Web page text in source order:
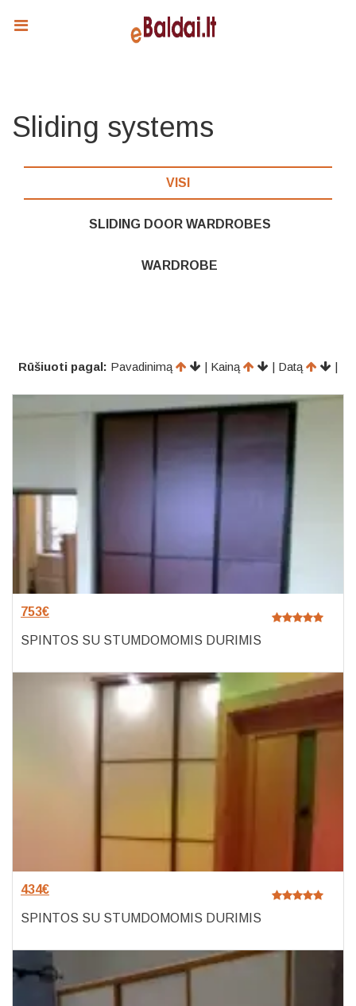
Sliding systems
VISI
SLIDING DOOR WARDROBES
WARDROBE
Rūšiuoti pagal: Pavadinimą | Kainą | Datą |
753€
SPINTOS SU STUMDOMOMIS DURIMIS
434€
SPINTOS SU STUMDOMOMIS DURIMIS